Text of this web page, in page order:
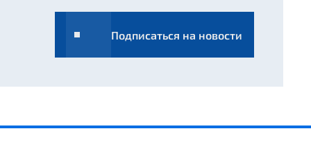
Подписаться на новости